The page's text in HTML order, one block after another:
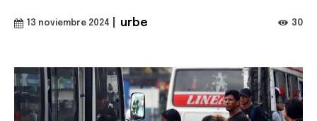
13 noviembre 2024 urbe 30